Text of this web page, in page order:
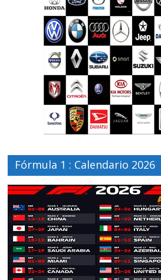
Fórmula 1 : Calendario 2026